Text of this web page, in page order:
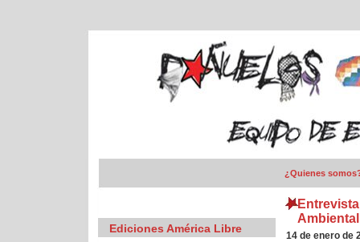
¿Quienes
Ediciones América Libre
14 de enero de